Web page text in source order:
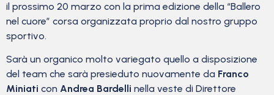
il prossimo 20 marzo con la prima edizione della “Ballero
nel cuore” corsa organizzata proprio dal nostro gruppo
sportivo.
Sarà un organico molto variegato quello a disposizione
del team che sarà presieduto nuovamente da Franco
Miniati con Andrea Bardelli nella veste di Direttore